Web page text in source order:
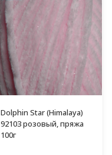
Dolphin Star (Himalaya)
92103 розовый, пряжа
100г